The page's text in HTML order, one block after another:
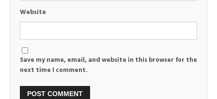
Website
Save my name, email, and website in this browser for the
next time I comment.